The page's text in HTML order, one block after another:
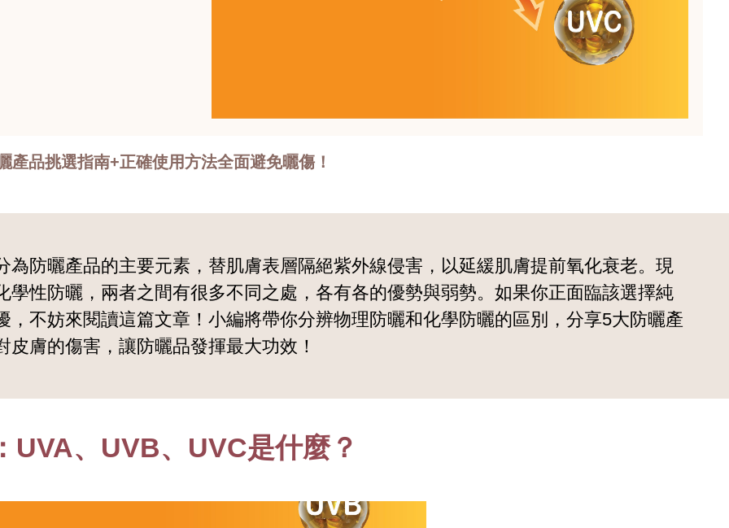
產品挑選指南+正確使用方法全面避免曬傷！
為防曬產品的主要元素，替肌膚表層隔絕紫外線侵害，以延緩肌膚提前氧化衰老。現
學性防曬，兩者之間有很多不同之處，各有各的優勢與弱勢。如果你正面臨該選擇純
，不妨來閱讀這篇文章！小編將帶你分辨物理防曬和化學防曬的區別，分享5大防曬產
膚的傷害，讓防曬品發揮最大功效！
UVA、UVB、UVC是什麼？